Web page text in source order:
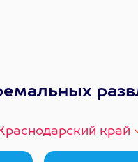
край